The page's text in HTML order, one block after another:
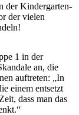
der Kindergarten-
der vielen
1 in der
an, die
auftreten: „In
einem entsetzt
dass man das